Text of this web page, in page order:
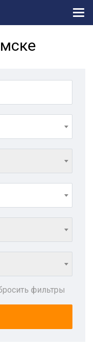
фильтры